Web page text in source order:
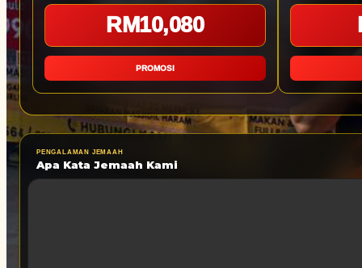
RM10,080
PROMOSI
PENGALAMAN JEMAAH
Apa Kata Jemaah Kami